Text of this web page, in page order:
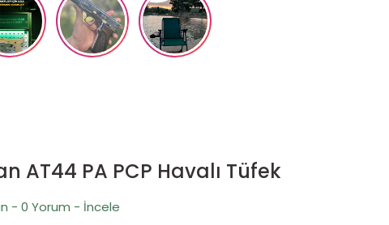
AT44 PA PCP Havalı Tüfek
- 0 Yorum - İncele